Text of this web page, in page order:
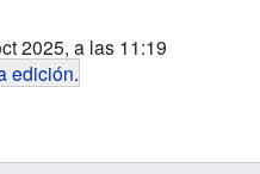
2025, a las 11:19
edición.